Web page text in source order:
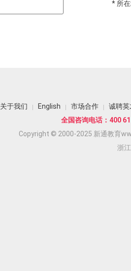
* 所
关于我们 English 市场合作
诚聘英
全国咨询电话：400
Copyright © 2000-2025 新通教育
浙